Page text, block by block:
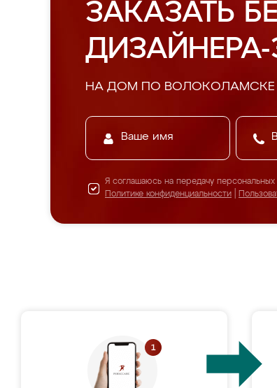
ЗАКАЗАТЬ
НА ДОМ ПО
Я соглашаюсь на передачу персональных
Политике конфиденциальности